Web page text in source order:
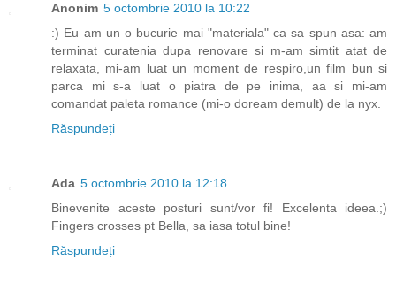
Anonim 5 octombrie 2010 la 10:22
:) Eu am un o bucurie mai "materiala" ca sa spun asa: am
terminat curatenia dupa renovare si m-am simtit atat de
relaxata, mi-am luat un moment de respiro,un film bun si
parca mi s-a luat o piatra de pe inima, aa si mi-am
comandat paleta romance (mi-o doream demult) de la nyx.
Răspundeți
Ada 5 octombrie 2010 la 12:18
Binevenite aceste posturi sunt/vor fi! Excelenta ideea.;)
Fingers crosses pt Bella, sa iasa totul bine!
Răspundeți